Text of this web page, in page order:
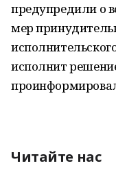
предупредили о
мер
исполнит
Читайте нас